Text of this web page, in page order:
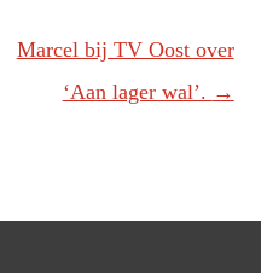
Marcel bij TV Oost over
‘Aan lager wal’. →